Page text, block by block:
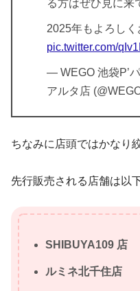
る方はぜひ見に来
2025年もよろし
pic.twitter.com/
— WEGO 池袋P’
アルタ店
ちなみに店頭ではかなり
先行販売される店舗は以
SHIBUYA109 店
ルミネ北千住店